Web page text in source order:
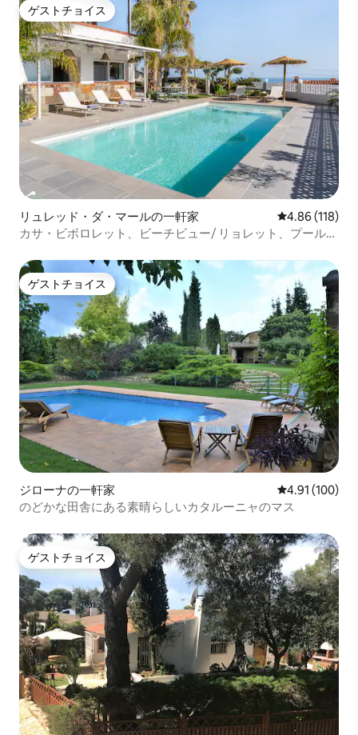
ゲストチョイス
ゲストチョイス
リュレッド・ダ・マールの一軒家 レビュー118
4.86 (118)
カサ・ビボロレット、ビーチビュー/ リョレット、プール付
ゲストチョイス
ゲストチョイス
ジローナの一軒家 レビュー100
4.91 (100)
のどかな田舎にある素晴らしいカタルーニャのマス
ゲストチョイス
ゲストチョイス